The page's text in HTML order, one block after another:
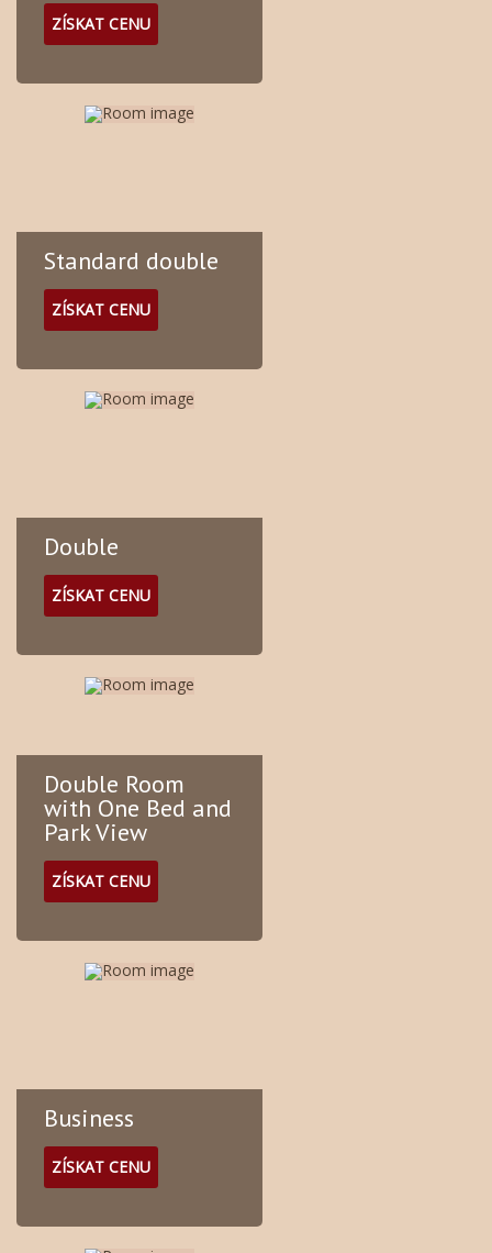
ZÍSKAT CENU
Standard double
ZÍSKAT CENU
Double
ZÍSKAT CENU
Double Room
with One Bed and
Park View
ZÍSKAT CENU
Business
ZÍSKAT CENU